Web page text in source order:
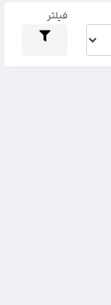
فیلتر